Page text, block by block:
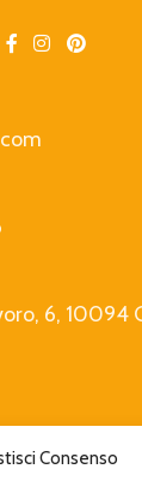
Consenso
6, 10094